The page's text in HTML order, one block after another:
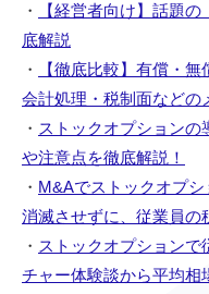
・
【経営者向け】話題
底解説
・
【徹底比較】有償・
会計処理・税制面などの
・ ストックオプションの
や注意点を徹底解説！
・ M&Aでストックオプ
消滅させずに、従業員の
・ ストックオプションで
チャー体験談から平均相